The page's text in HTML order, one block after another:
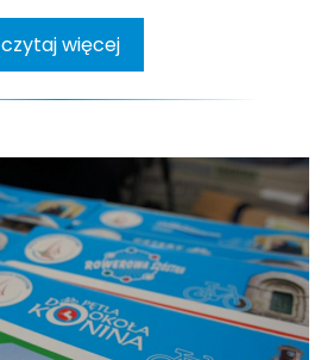
czytaj więcej